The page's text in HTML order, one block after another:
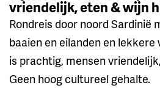
vriendelijk, eten & wijn
Rondreis door noord Sardinië
baaien en eilanden en
is prachtig, mensen
Geen hoog cultureel gehalte.